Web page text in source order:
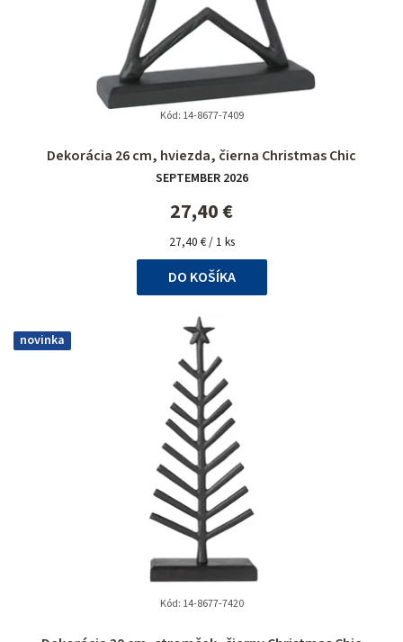
Dekorácia 26 cm, hviezda, čierna Christmas Chic
SEPTEMBER 2026
27,40 €
Jednotková
cena:
27,40 € / 1 ks
DO KOŠÍKA
Kód: 14-8677-7409
novinka
Kód: 14-8677-7420